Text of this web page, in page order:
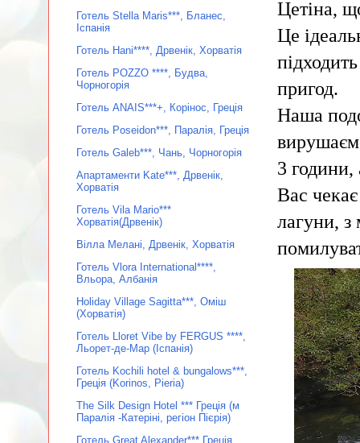
Цетіна,
Це
пригод.
Наша
3 години,
Вас
лагуни, з
Готель Stella Maris***, Бланес,
Іспанія
Готель Hani****, Дрвенік, Хорватія
Готель POZZO ****, Будва,
Чорногорія
Готель ANAIS***+, Корінос, Греція
Готель Poseidon***, Паралія, Греція
Готель Galeb***, Чань, Чорногорія
Апартаменти Kate***, Дрвенік,
Хорватія
Готель Vila Mario***
Хорватія(Дрвенік)
Вілла Мелані, Дрвенік, Хорватія
Готель Vlora International****,
Вльора, Албанія
Holiday Village Sagitta***, Оміш
(Хорватія)
Готель Lloret Vibe by FERGUS ****,
Льорет-де-Мар (Іспанія)
Готель Kochili hotel & bungalows***,
Греція (Korinos, Pieria)
The Silk Design Hotel *** Греція (м
Паралія -Катеріні, регіон Пієрія)
Готель Great Alexander*** Греція